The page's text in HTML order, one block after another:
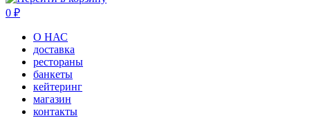
0 ₽
О НАС
доставка
рестораны
банкеты
кейтеринг
магазин
контакты